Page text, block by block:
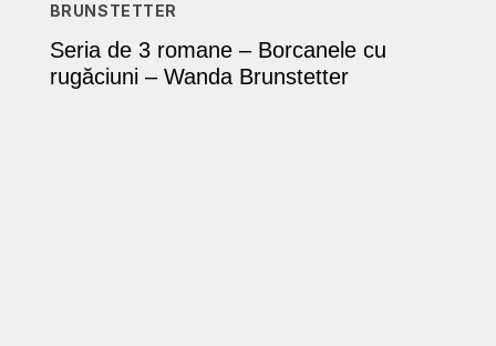
BRUNSTETTER
Seria de 3 romane – Borcanele cu
rugăciuni – Wanda Brunstetter